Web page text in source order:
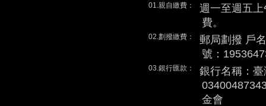
01.親自繳費：
週一至週五
費。
02.劃撥繳費：
郵局劃撥 戶
號：
03.銀行匯款：
銀行名稱：
金會